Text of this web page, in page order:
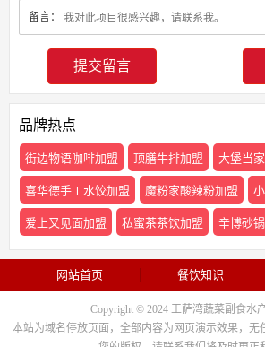
留言：
品牌热点
街边物语咖啡加盟 顶膳牛排加盟 大堡当
喜华德手工水饺加盟 魔粉家酸辣粉加盟
爱上又见面加盟 私蜜茶茶饮加盟 辛博砂
网站首页 餐饮知识
Copyright © 2024 王萨湾蔬菜副食水
本站为域名停放页面，全部内容为网页演示效果，无